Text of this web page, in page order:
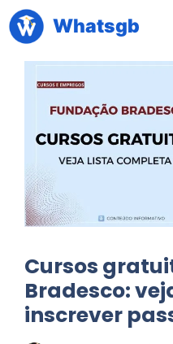
Pular
para
Whatsgb
Cursos
Bradesco:
inscrever